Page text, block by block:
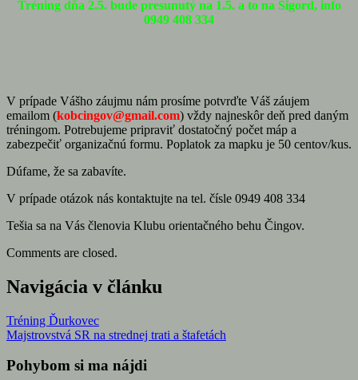
Tréning dňa 2.5. bude presunutý na 1.5. a to na Sigord, info
0949 408 334
V prípade Vášho záujmu nám prosíme potvrďte Váš záujem
emailom (kobcingov@gmail.com) vždy najneskôr deň pred daným
tréningom. Potrebujeme pripraviť dostatočný počet máp a
zabezpečiť organizačnú formu. Poplatok za mapku je 50 centov/kus.
Dúfame, že sa zabavíte.
V prípade otázok nás kontaktujte na tel. čísle 0949 408 334
Tešia sa na Vás členovia Klubu orientačného behu Čingov.
Comments are closed.
Navigácia v článku
Tréning Ďurkovec
Majstrovstvá SR na strednej trati a štafetách
Pohybom si ma nájdi